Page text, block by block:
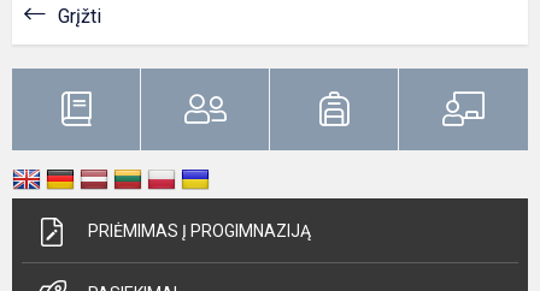
Grįžti
PRIĖMIMAS Į PROGIMNAZIJĄ